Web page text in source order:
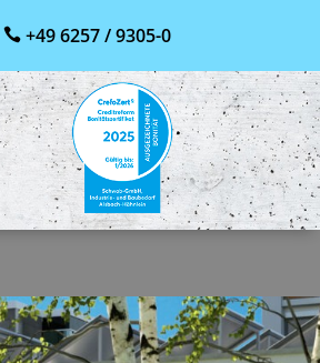
+49 6257 / 9305-0